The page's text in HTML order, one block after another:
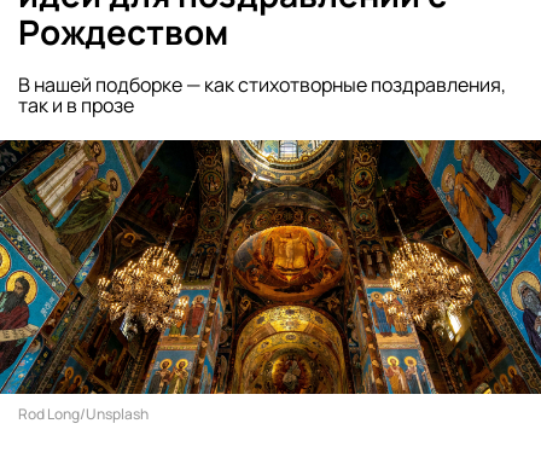
Рождеством
В нашей подборке — как стихотворные поздравления,
так и в прозе
Rod Long/Unsplash